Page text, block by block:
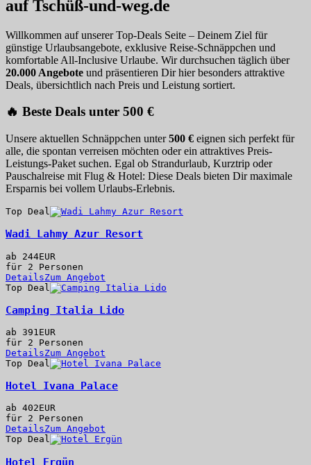
auf Tschüß-und-weg.de
Willkommen auf unserer Top-Deals Seite – Deinem Ziel für
günstige Urlaubsangebote, exklusive Reise-Schnäppchen und
komfortable All-Inclusive Urlaube. Wir durchsuchen täglich über
20.000 Angebote und präsentieren Dir hier besonders attraktive
Deals, übersichtlich nach Preis und Leistung sortiert.
🔥 Beste Deals unter 500 €
Unsere aktuellen Schnäppchen unter500 € eignen sich perfekt für
alle, die spontan verreisen möchten oder ein attraktives Preis-
Leistungs-Paket suchen. Egal ob Strandurlaub, Kurztrip oder
Pauschalreise mit Flug & Hotel: Diese Deals bieten Dir maximale
Ersparnis bei vollem Urlaubs-Erlebnis.
Top Deal
Wadi Lahmy Azur Resort
ab 244EUR
für 2 Personen
DetailsZum Angebot
Top Deal
Camping Italia Lido
ab 391 EUR
für 2 Personen
DetailsZum Angebot
Top Deal
Hotel Ivana Palace
ab 402EUR
für 2 Personen
DetailsZum Angebot
Top Deal
Hotel Ergün